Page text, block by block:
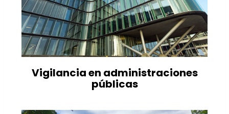
Vigilancia en administraciones
públicas